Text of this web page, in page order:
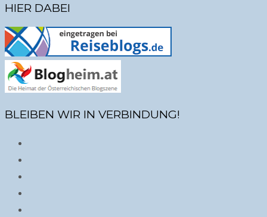
HIER DABEI
BLEIBEN WIR IN VERBINDUNG!